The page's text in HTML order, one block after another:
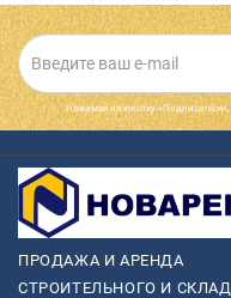
Нажимая на кнопку
ПРОДАЖА И АРЕНДА
СТРОИТЕЛЬНОГО И